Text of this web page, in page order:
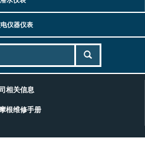
仪器仪表
相关信息
根维修手册